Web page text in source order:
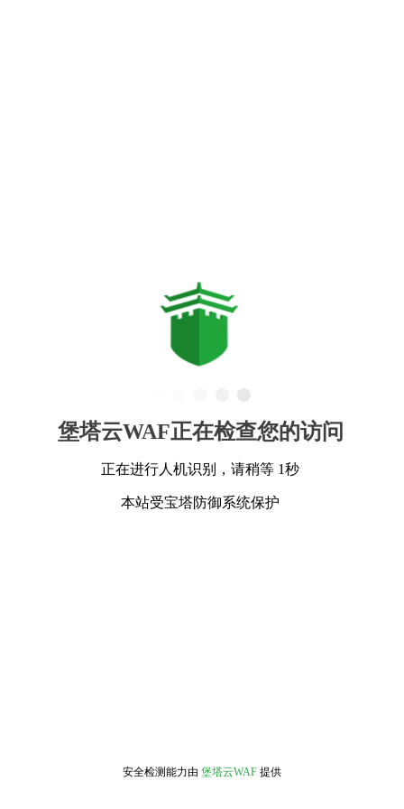
堡塔云WAF正在检查您的访问
正在进行人机识别，请稍等 1秒
本站受宝塔防御系统保护
安全检测能力由 堡塔云WAF 提供